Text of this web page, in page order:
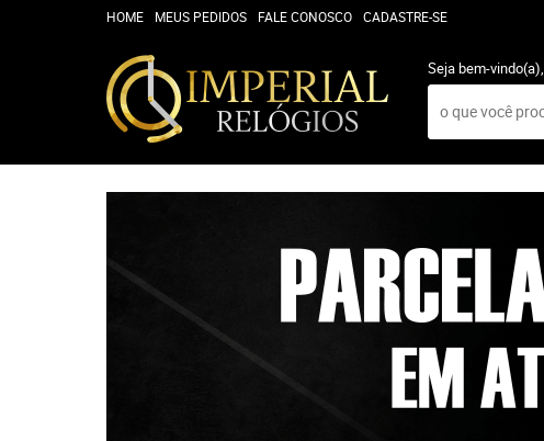
HOME MEUS PEDIDOS FALE CONOSCO CADASTRE-SE
Seja bem-vindo(a),